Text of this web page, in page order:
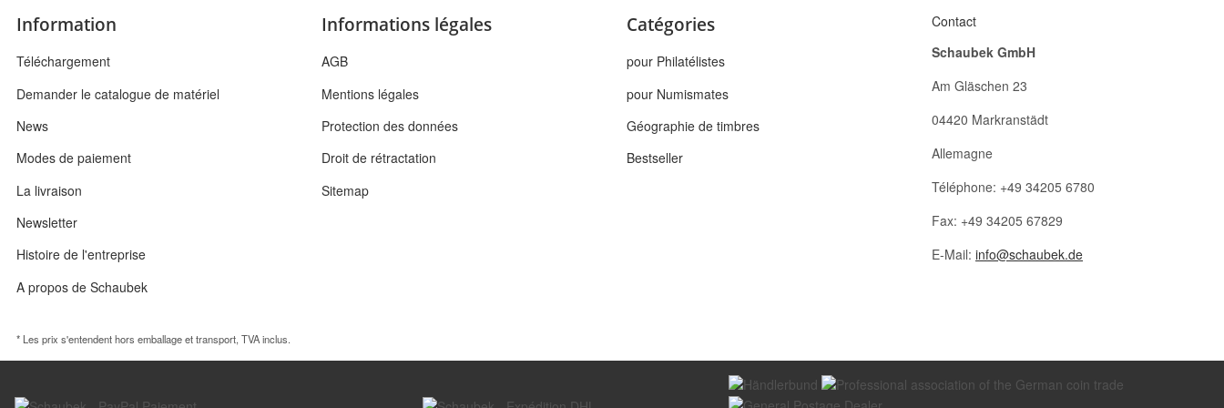
Information
Téléchargement
Demander le catalogue de matériel
News
Modes de paiement
La livraison
Newsletter
Histoire de l'entreprise
A propos de Schaubek
Informations légales
AGB
Mentions légales
Protection des données
Droit de rétractation
Sitemap
Catégories
pour Philatélistes
pour Numismates
Géographie de timbres
Bestseller
Contact
Schaubek GmbH
Am Gläschen 23
04420 Markranstädt
Allemagne
Téléphone: +49 34205 6780
Fax: +49 34205 67829
E-Mail: info@schaubek.de
* Les prix s'entendent hors emballage et transport, TVA inclus.